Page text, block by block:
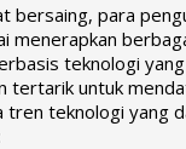
bersaing, para
menerapkan
teknologi
tertarik untuk
tren teknologi yang